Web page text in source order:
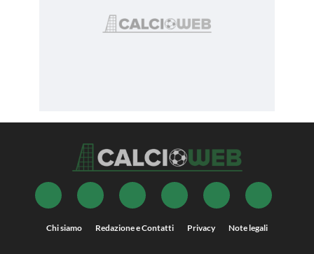
Chi siamo Redazione e Contatti Privacy Note legali